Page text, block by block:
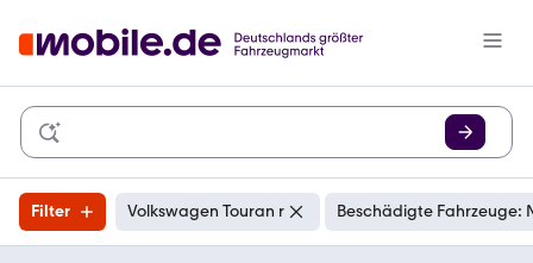
Filter Volkswagen Touran r Beschädigte Fahrzeuge: